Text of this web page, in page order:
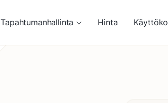
Tapahtumanhallinta Hinta